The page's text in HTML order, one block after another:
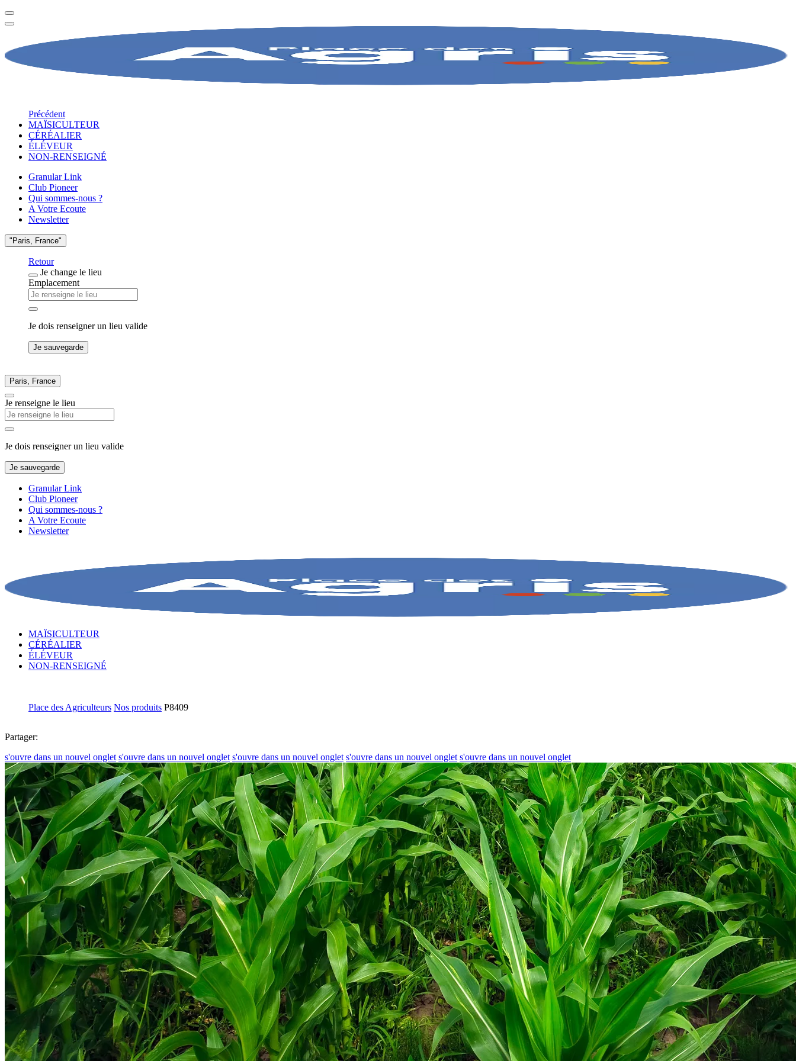
Précédent
MAÏSICULTEUR
CÉRÉALIER
ÉLÉVEUR
NON-RENSEIGNÉ
Granular Link
Club Pioneer
Qui sommes-nous ?
A Votre Ecoute
Newsletter
"Paris, France"
Retour
Je change le lieu
Emplacement
Je dois renseigner un lieu valide
Je sauvegarde
Paris, France
Je renseigne le lieu
Je dois renseigner un lieu valide
Je sauvegarde
Granular Link
Club Pioneer
Qui sommes-nous ?
A Votre Ecoute
Newsletter
MAÏSICULTEUR
CÉRÉALIER
ÉLÉVEUR
NON-RENSEIGNÉ
Place des Agriculteurs Nos produits P8409
Partager:
s'ouvre dans un nouvel onglet s'ouvre dans un nouvel onglet s'ouvre dans un nouvel onglet s'ouvre dans un nouvel onglet s'ouvre dans un nouvel onglet